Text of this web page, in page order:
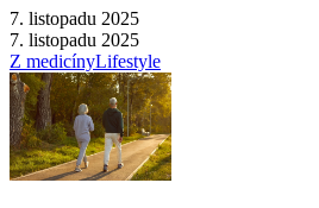
7. listopadu 2025
7. listopadu 2025
Z medicínyLifestyle